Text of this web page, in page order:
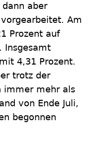
aber
Am
Prozent auf
Insgesamt
4,31 Prozent.
trotz der
immer mehr als
von Ende Juli,
begonnen